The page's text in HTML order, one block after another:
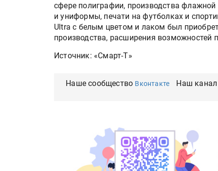
сфере полиграфии, производства
и униформы, печати на футболках и
Ultra с белым цветом и лаком был
производства, расширения возможностей
Источник: «Смарт-Т»
Наше сообщество Вконтакте Наш канал